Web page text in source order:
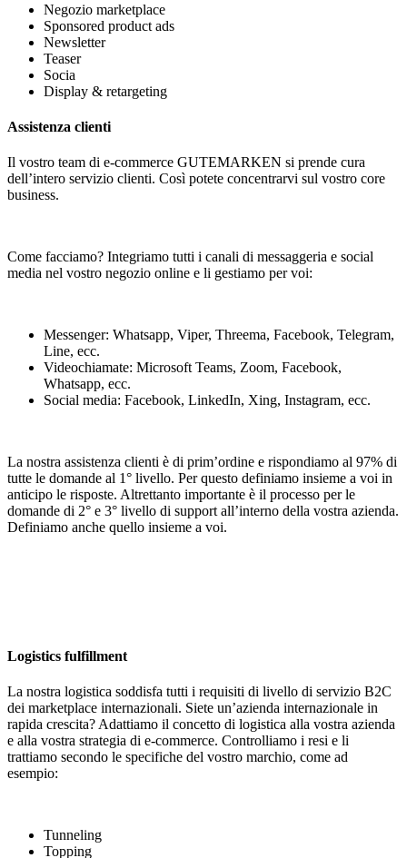
Negozio marketplace
Sponsored product ads
Newsletter
Teaser
Socia
Display & retargeting
Assistenza clienti
Il vostro team di e-commerce GUTEMARKEN si prende cura
dell’intero servizio clienti. Così potete concentrarvi sul vostro core
business.
Come facciamo? Integriamo tutti i canali di messaggeria e social
media nel vostro negozio online e li gestiamo per voi:
Messenger: Whatsapp, Viper, Threema, Facebook, Telegram,
Line, ecc.
Videochiamate: Microsoft Teams, Zoom, Facebook,
Whatsapp, ecc.
Social media: Facebook, LinkedIn, Xing, Instagram, ecc.
La nostra assistenza clienti è di prim’ordine e rispondiamo al 97% di
tutte le domande al 1° livello. Per questo definiamo insieme a voi in
anticipo le risposte. Altrettanto importante è il processo per le
domande di 2° e 3° livello di support all’interno della vostra azienda.
Definiamo anche quello insieme a voi.
Logistics fulfillment
La nostra logistica soddisfa tutti i requisiti di livello di servizio B2C
dei marketplace internazionali. Siete un’azienda internazionale in
rapida crescita? Adattiamo il concetto di logistica alla vostra azienda
e alla vostra strategia di e-commerce. Controlliamo i resi e li
trattiamo secondo le specifiche del vostro marchio, come ad
esempio:
Tunneling
Topping